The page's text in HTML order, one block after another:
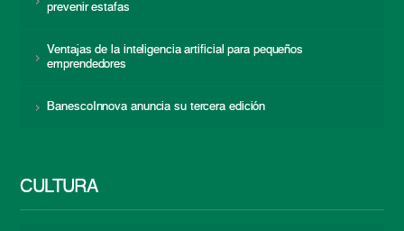
prevenir estafas
Ventajas de la inteligencia artificial para pequeños
emprendedores
BanescoInnova anuncia su tercera edición
CULTURA